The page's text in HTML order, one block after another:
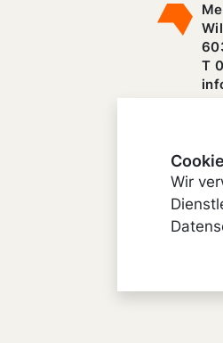
T
Wir